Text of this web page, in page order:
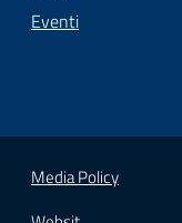
Eventi
Media Policy